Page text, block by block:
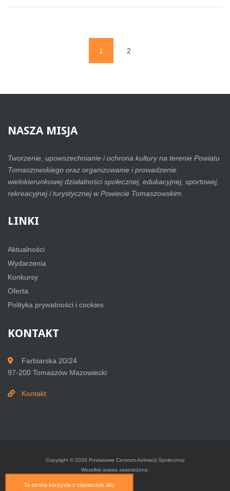
1 2
NASZA MISJA
Tworzenie, upowszechnianie i ochrona kultury na terenie Powiatu
Tomaszowskiego oraz organizowanie i prowadzenie
wielokierunkowej działalności społecznej, edukacyjnej, sportowej,
rekreacyjnej i turystycznej w Powiecie Tomaszowskim.
LINKI
Aktualności
Wydarzenia
Konkursy
Oferta
Polityka prywatności i cookies
KONTAKT
Farbiarska 20/24
97-200 Tomaszów Mazowiecki
Kontakt
Copyright © 2026 Powiatowe Centrum Animacji Społecznej
Wszelkie prawa zastrzeżone.
Ta strona korzysta z ciasteczek aby